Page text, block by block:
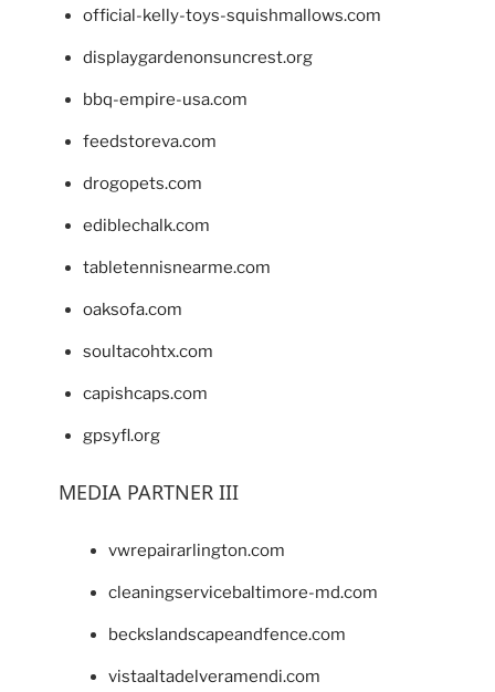
official-kelly-toys-squishmallows.com
displaygardenonsuncrest.org
bbq-empire-usa.com
feedstoreva.com
drogopets.com
ediblechalk.com
tabletennisnearme.com
oaksofa.com
soultacohtx.com
capishcaps.com
gpsyfl.org
MEDIA PARTNER III
vwrepairarlington.com
cleaningservicebaltimore-md.com
beckslandscapeandfence.com
vistaaltadelveramendi.com